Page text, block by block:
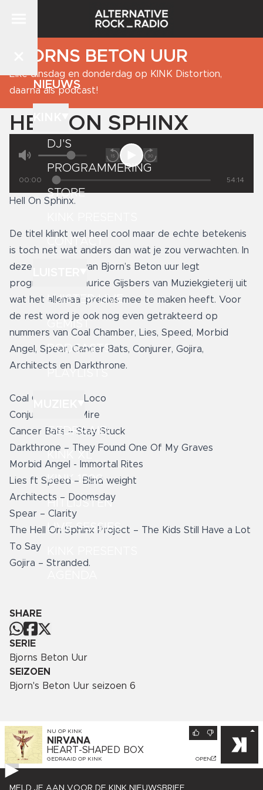
NIEUWS
DJ'S
PROGRAMMERING
STORE
LUISTER LIVE
GEMIST
PODCASTS
GEDRAAID
KINK XL
KINK 1500
HITLIJSTEN
LIVE SESSIES
BJORNS BETON UUR
Elke dinsdag en donderdag op KINK Distortion,
daarna als podcast!
HELL ON SPHINX
00:00 54:14
Hell On Sphinx.
De titel klinkt wel heel cool maar de echte betekenis
is toch net wat anders dan wat je zou verwachten. In
deze aflevering van Bjorn’s Beton uur legt
programmeur Maurice Gijsbers van Muziekgieterij uit
wat het allemaal precies mee te maken heeft. Voor
de rest word je ook nog even getrakteerd op
nummers van Coal Chamber, Lies, Speed, Morbid
Angel, Spear, Cancer Bats, Conjurer, Gojira,
Architects en Darkthrone.
Coal Chamber – Loco
Conjurer – The Mire
Cancer Bats – Stay Stuck
Darkthrone – They Found One Of My Graves
Morbid Angel - Immortal Rites
Lies ft Speed – Blind weight
Architects – Doomsday
Spear – Clarity
The Hell On Sphinx Project – The Kids Still Have a Lot
To Say
Gojira – Stranded.
SHARE
SERIE
Bjorns Beton Uur
SEIZOEN
Bjorn's Beton Uur seizoen 6
NU OP KINK
NIRVANA
HEART-SHAPED BOX
GEDRAAID OP KINK OPEN